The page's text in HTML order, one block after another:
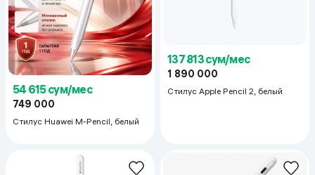
54 615 сум/мес
749 000
Стилус Huawei M-Pencil, белый
137 813 сум/мес
1 890 000
Стилус Apple Pencil 2, белый